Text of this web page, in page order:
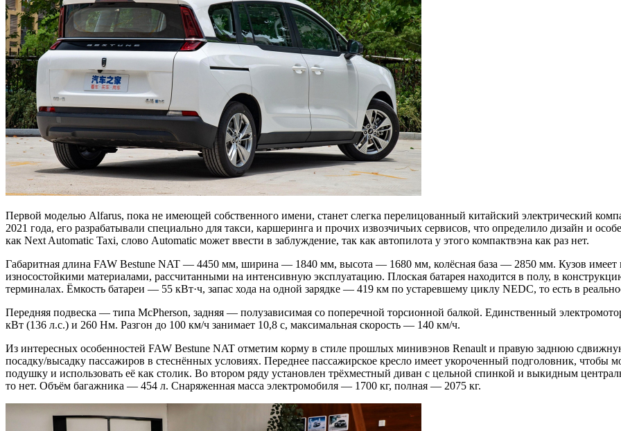
Первой моделью Alfarus, пока не имеющей собственного имени, станет слегка перелицованный китайский электрический
2021 года, его разрабатывали специально для такси, каршеринга и прочих извозчичьих сервисов, что определило дизайн и
как Next Automatic Taxi, слово Automatic может ввести в заблуждение, так как автопилота у этого компактвэна как раз нет.
Габаритная длина FAW Bestune NAT — 4450 мм, ширина — 1840 мм, высота — 1680 мм, колёсная база — 2850 мм. Кузов имеет
износостойкими материалами, рассчитанными на интенсивную эксплуатацию. Плоская батарея находится в полу, в
терминалах. Ёмкость батареи — 55 кВт·ч, запас хода на одной зарядке — 419 км по устаревшему циклу NEDC, то есть в
Передняя подвеска — типа McPherson, задняя — полузависимая со поперечной торсионной балкой. Единственный
кВт (136 л.с.) и 260 Нм. Разгон до 100 км/ч занимает 10,8 с, максимальная скорость — 140 км/ч.
Из интересных особенностей FAW Bestune NAT отметим корму в стиле прошлых минивэнов Renault и правую заднюю
посадку/высадку пассажиров в стеснённых условиях. Переднее пассажирское кресло имеет укороченный подголовник,
подушку и использовать её как столик. Во втором ряду установлен трёхместный диван с цельной спинкой и выкидным
то нет. Объём багажника — 454 л. Снаряженная масса электромобиля — 1700 кг, полная — 2075 кг.